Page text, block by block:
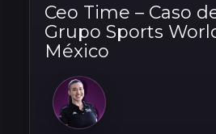
Ceo Time – Caso
Grupo Sports
México